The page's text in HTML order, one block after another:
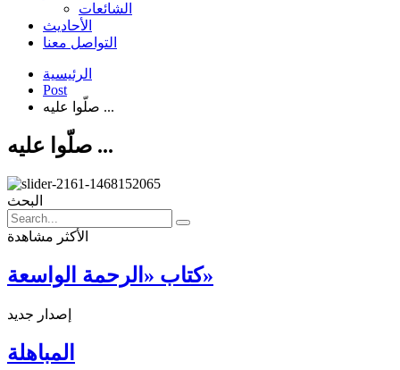
الشائعات
الأحادیث
التواصل معنا
الرئيسية
Post
صلّوا عليه ...
صلّوا عليه ...
البحث
الأكثر مشاهدة
كتاب «الرحمة الواسعة»
إصدار جديد
المباهلة